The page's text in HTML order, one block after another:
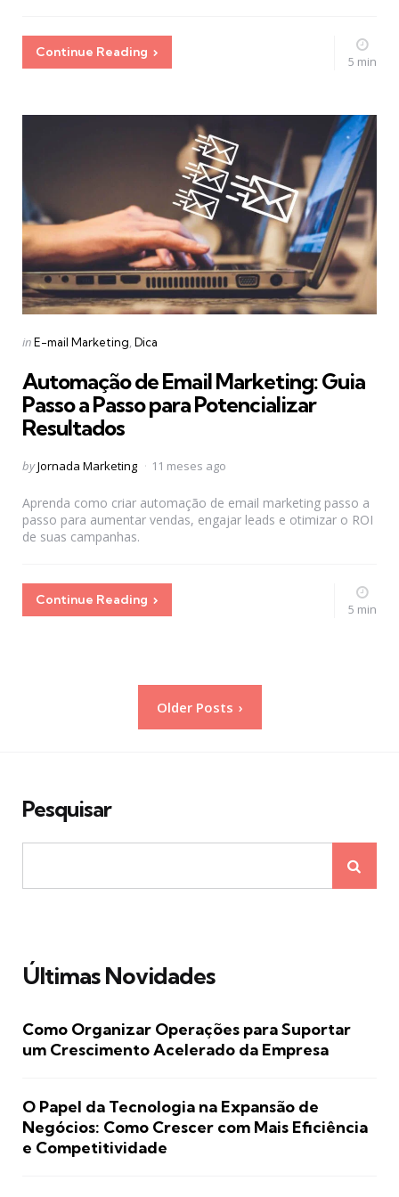
Continue Reading
5 min
Categories
Posted
inE-mail Marketing Dica
Automação de Email Marketing: Guia
Passo a Passo para Potencializar
Resultados
Posted
byJornada Marketing 11 meses ago
Aprenda como criar automação de email marketing passo a
passo para aumentar vendas, engajar leads e otimizar o ROI
de suas campanhas.
Continue Reading
5 min
Older Posts
Pesquisar
Últimas Novidades
Como Organizar Operações para Suportar
um Crescimento Acelerado da Empresa
O Papel da Tecnologia na Expansão de
Negócios: Como Crescer com Mais Eficiência
e Competitividade